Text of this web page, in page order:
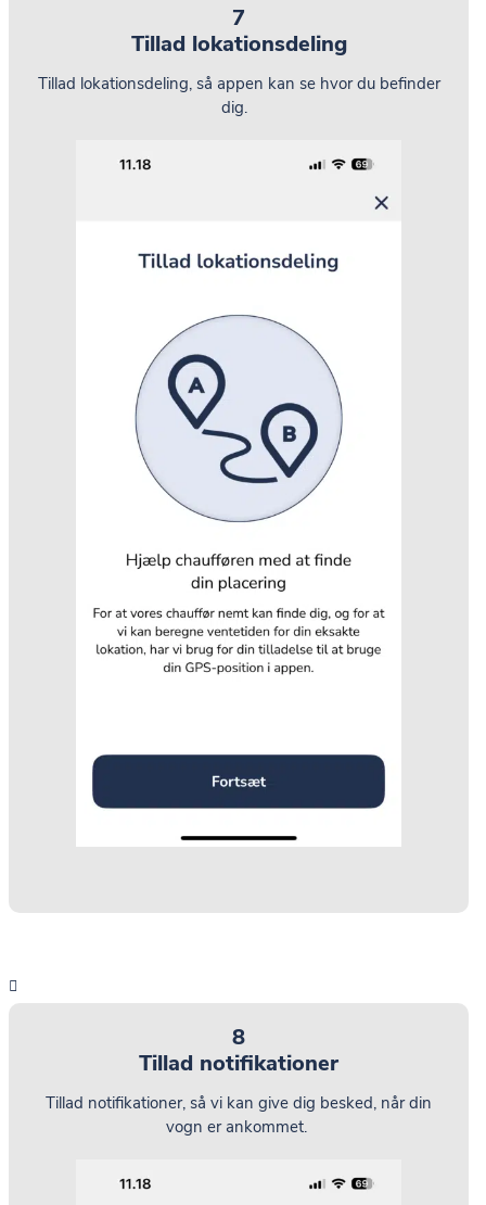
7
Tillad lokationsdeling
Tillad lokationsdeling, så appen kan se hvor du befinder
dig.
8
Tillad notifikationer
Tillad notifikationer, så vi kan give dig besked, når din
vogn er ankommet.